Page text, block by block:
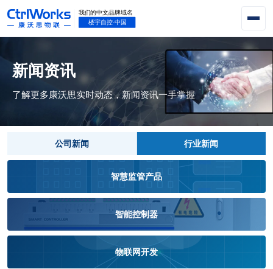
新闻资讯
了解更多康沃思实时动态，新闻资讯一手掌握
公司新闻 行业新闻
智慧监管产品
智能控制器
物联网开发